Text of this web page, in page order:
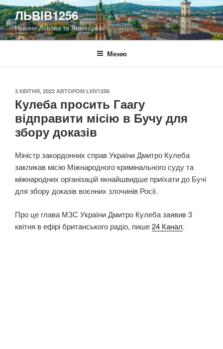
Перейти
до
вмісту
ЛЬВІВ1256
Новини Львова та Львівщини
Меню
ОПУБЛІКОВАНО
3 КВІТНЯ, 2022 АВТОРОМ LVIV1256
Кулеба просить Гаагу
відправити місію в Бучу для
збору доказів
Міністр закордонних справ України Дмитро Кулеба
закликав місію Міжнародного кримінального суду та
міжнародних організацій якнайшвидше приїхати до Бучі
для збору доказів воєнних злочинів Росії.
Про це глава МЗС України Дмитро Кулеба заявив 3
квітня в ефірі британського радіо, пише24 Канал.